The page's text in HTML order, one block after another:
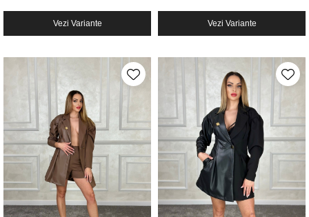
Vezi Variante Vezi Variante